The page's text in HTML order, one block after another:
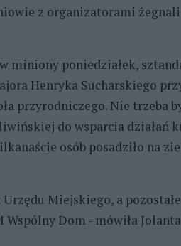
z organizatorami żegnali
miniony poniedziałek,
Henryka Sucharskiego
przyrodniczego. Nie trzeba
do wsparcia działań
osób posadziło na
Miejskiego, a
Dom - mówiła